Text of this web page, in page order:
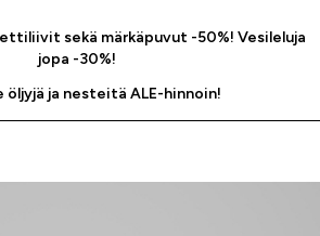
sekä märkäpuvut -50%! Vesileluja
jopa -30%!
öljyjä ja nesteitä ALE-hinnoin!